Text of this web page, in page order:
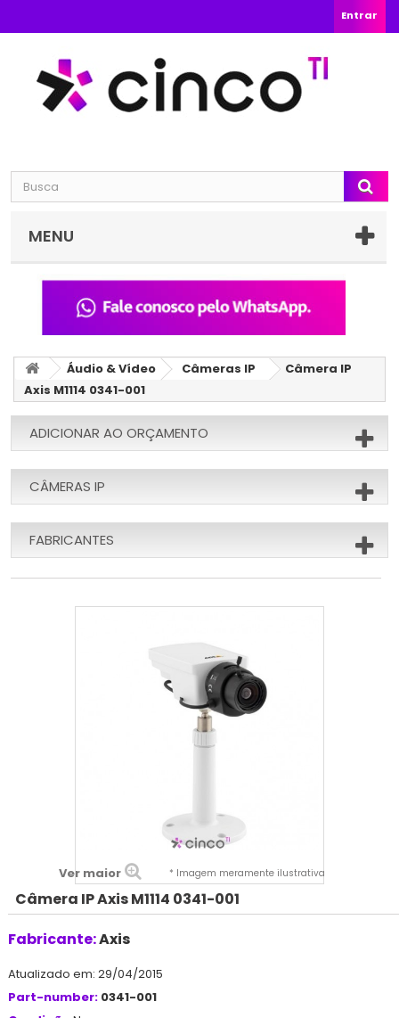
Entrar
MENU
Áudio & Vídeo Câmeras IP
Câmera IP
Axis M1114 0341-001
ADICIONAR AO ORÇAMENTO
CÂMERAS IP
FABRICANTES
Ver maior * Imagem meramente ilustrativa
Câmera IP Axis M1114 0341-001
Fabricante:Axis
Atualizado em: 29/04/2015
Part-number: 0341-001